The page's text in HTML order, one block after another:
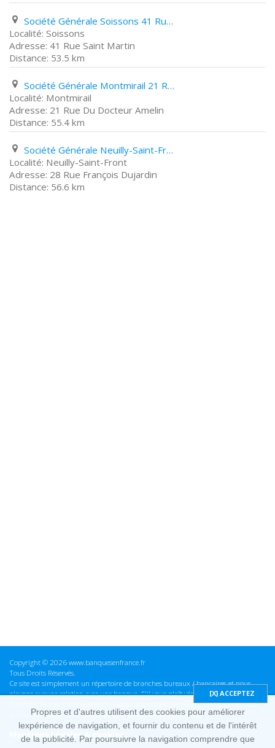
Société Générale Soissons 41 Rue Saint Martin
Soissons
41 Rue Saint Martin
53.5 km
Société Générale Montmirail 21 Rue Du Docteur Amelin
Montmirail
21 Rue Du Docteur Amelin
55.4 km
Société Générale Neuilly-Saint-Front 28 Rue François Dujardin
Neuilly-Saint-Front
28 Rue François Dujardin
56.6 km
Copyright © 2026 www.banquesenfrance.fr
Tous Droits Réservés.
Ce site est simplement un répertoire de branches bureaux / bancaires et nous
n'avons aucune relation avec une banque. S'il vous plaît vérifier ces informations
avant d'effectuer toute opération, nous ne sommes pas responsables des erreurs
ou des omissions dans les informations que nous fournissons.
Mentions Légales & cookies
Propres et d'autres utilisent des cookies pour améliorer
lexpérience de navigation, et fournir du contenu et de l'intérêt
de la publicité. Par poursuivre la navigation comprendre que